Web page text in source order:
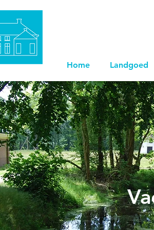
Home Landgoed